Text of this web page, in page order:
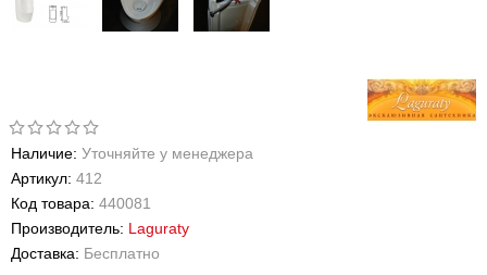
Наличие: Уточняйте у менеджера
Артикул: 412
Код товара: 440081
Производитель: Laguraty
Доставка: Бесплатно